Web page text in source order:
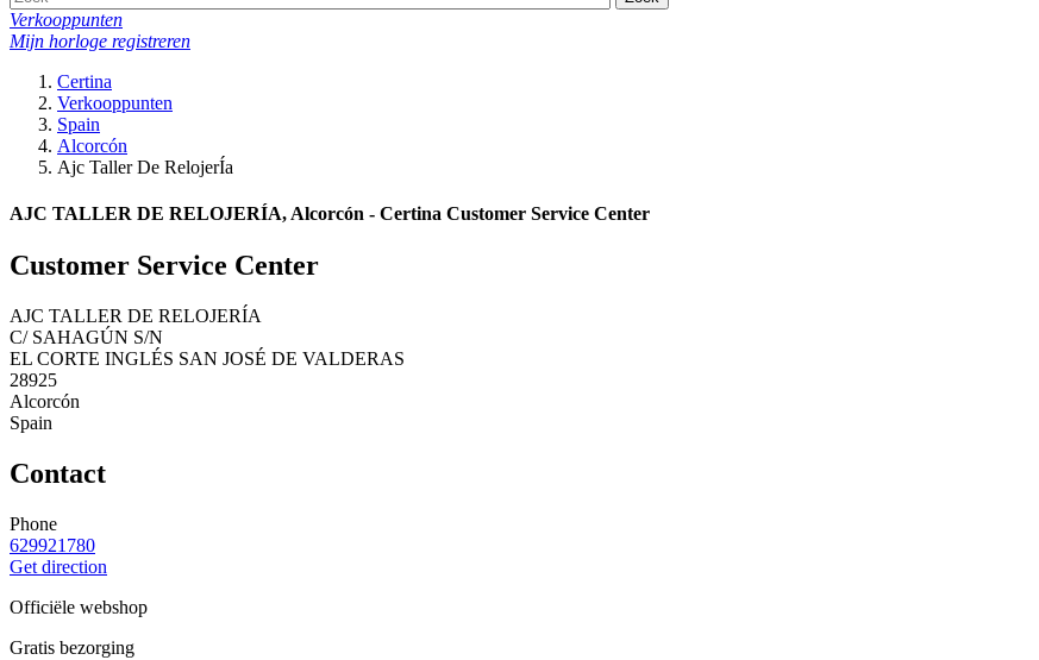
Verkooppunten
Mijn horloge registreren
Certina
Verkooppunten
Spain
Alcorcón
Ajc Taller De RelojerÍa
AJC TALLER DE RELOJERÍA, Alcorcón - Certina Customer Service Center
Customer Service Center
AJC TALLER DE RELOJERÍA
C/ SAHAGÚN S/N
EL CORTE INGLÉS SAN JOSÉ DE VALDERAS
28925
Alcorcón
Spain
Contact
Phone
629921780
Get direction
Officiële webshop
Gratis bezorging